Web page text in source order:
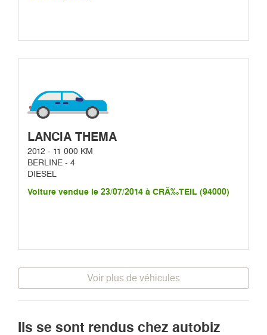
LANCIA THEMA
2012 - 11 000 KM
BERLINE - 4
DIESEL
Voiture vendue le 23/07/2014 à CRÃ‰TEIL (94000)
Voir plus de véhicules
Ils se sont rendus chez autobiz